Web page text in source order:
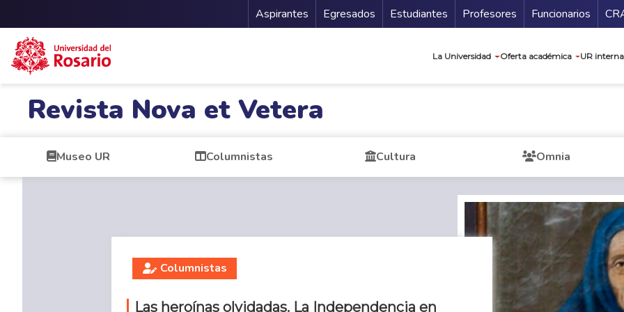
Menu Secundario
Aspirantes Egresados Estudiantes Profesores Funcionarios
La Universidad Oferta académica UR
Revista Nova et Vetera
Museo UR Columnistas Cultura Omnia
Columnistas
Las heroínas olvidadas. La Independencia en